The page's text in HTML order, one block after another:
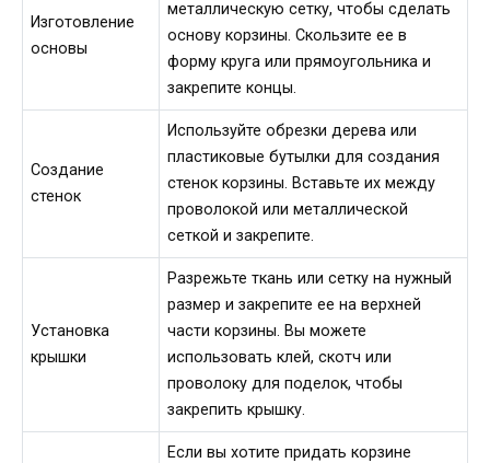
Изготовление
основы
металлическую сетку, чтобы сделать
основу корзины. Скользите ее в
форму круга или прямоугольника и
закрепите концы.
Создание
стенок
Используйте обрезки дерева или
пластиковые бутылки для создания
стенок корзины. Вставьте их между
проволокой или металлической
сеткой и закрепите.
Установка
крышки
Разрежьте ткань или сетку на нужный
размер и закрепите ее на верхней
части корзины. Вы можете
использовать клей, скотч или
проволоку для поделок, чтобы
закрепить крышку.
Если вы хотите придать корзине